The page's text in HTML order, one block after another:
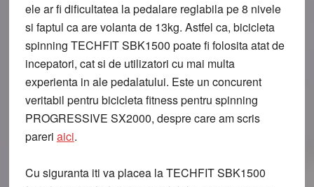
ele ar fi dificultatea la pedalare reglabila pe 8 nivele
si faptul ca are volanta de 13kg. Astfel ca, bicicleta
spinning TECHFIT SBK1500 poate fi folosita atat de
incepatori, cat si de utilizatori cu mai multa
experienta in ale pedalatului. Este un concurent
veritabil pentru bicicleta fitness pentru spinning
PROGRESSIVE SX2000, despre care am scris
pareri aici.
Cu siguranta iti va placea la TECHFIT SBK1500